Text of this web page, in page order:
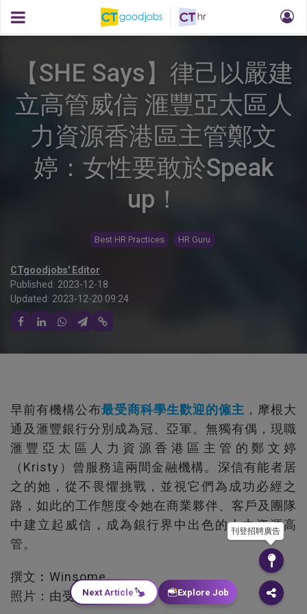
【SHE Says】律己以嚴建
立高管威信 滙豐亞太區人
力資源香港區主管鄭文
婷：女性要敢於Speak
up！
Best HR Practices HR Guru
CTgoodjobs' Editor
Published: 2023-12-18
Updated: 2023-12-20 09:24
早前有機構公布最受商科學生歡迎的僱主 ，摩根大
通及滙豐銀行分別成為冠、亞軍。無獨有偶，現職
滙豐亞太區人力資源香港區主管的鄭文婷
（Kristy）曾服務這兩間金融機構。深信有能者居
之的她，從不畏懼挑戰，並視它們為成功必經之
路，如此的工作態度令她在商業夥伴、客戶及團隊
中建立起威信，成為銀行界中出色的人力資源高
管。
撰文︰Winsome
照片：由受訪者提供
刊登招聘廣告
Next Article Explore Job